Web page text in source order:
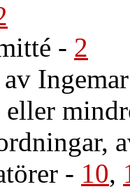
- 2
- 10,